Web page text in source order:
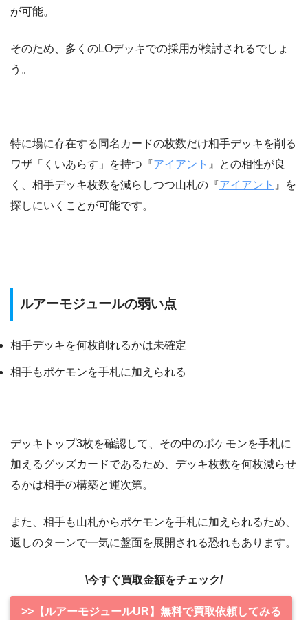
が可能。
そのため、多くのLOデッキでの採用が検討されるでしょ
う。
特に場に存在する同名カードの枚数だけ相手デッキを削る
ワザ「くいあらす」を持つ『アイアント 』との相性が良
く、相手デッキ枚数を減らしつつ山札の『アイアント 』を
探しにいくことが可能です。
ルアーモジュールの弱い点
相手デッキを何枚削れるかは未確定
相手もポケモンを手札に加えられる
デッキトップ3枚を確認して、その中のポケモンを手札に
加えるグッズカードであるため、デッキ枚数を何枚減らせ
るかは相手の構築と運次第。
また、相手も山札からポケモンを手札に加えられるため、
返しのターンで一気に盤面を展開される恐れもあります。
\今すぐ買取金額をチェック/
>>【ルアーモジュールUR】無料で買取依頼してみる